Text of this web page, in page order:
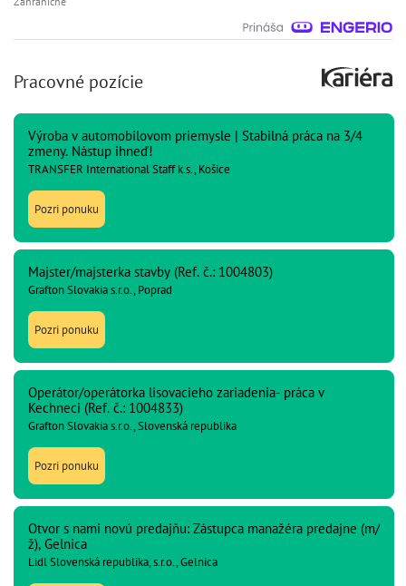
Pracovné pozície
Výroba v automobilovom priemysle | Stabilná práca na 3/4
zmeny. Nástup ihneď!
TRANSFER International Staff k.s., Košice
Pozri ponuku
Majster/majsterka stavby (Ref. č.: 1004803)
Grafton Slovakia s.r.o., Poprad
Pozri ponuku
Operátor/operátorka lisovacieho zariadenia- práca v
Kechneci (Ref. č.: 1004833)
Grafton Slovakia s.r.o., Slovenská republika
Pozri ponuku
Otvor s nami novú predajňu: Zástupca manažéra predajne (m/
ž), Gelnica
Lidl Slovenská republika, s.r.o., Gelnica